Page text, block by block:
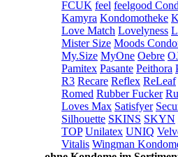
FCUK feel feelgood
Kamyra Kondomotheke
Love Match Lovelyness
Mister Size Moods
My.Size MyOne Oebre
Pamitex Pasante Peithora
R3 Recare Reflex ReLeaf
Romed Rubber Fucker
Loves Max Satisfyer
Silhouette SKINS SKYN
TOP Unilatex UNIQ
Vitalis Wingman